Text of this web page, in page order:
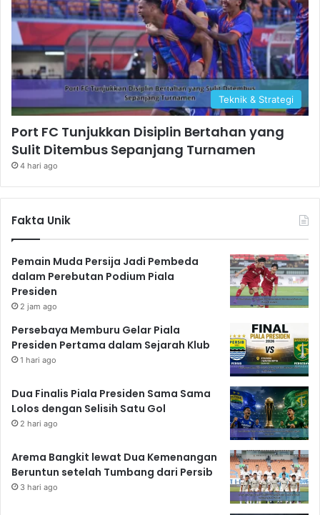
Teknik & Strategi
Port FC Tunjukkan Disiplin Bertahan yang
Sulit Ditembus Sepanjang Turnamen
4 hari ago
Fakta Unik
Pemain Muda Persija Jadi Pembeda
dalam Perebutan Podium Piala
Presiden
2 jam ago
Persebaya Memburu Gelar Piala
Presiden Pertama dalam Sejarah Klub
1 hari ago
Dua Finalis Piala Presiden Sama Sama
Lolos dengan Selisih Satu Gol
2 hari ago
Arema Bangkit lewat Dua Kemenangan
Beruntun setelah Tumbang dari Persib
3 hari ago